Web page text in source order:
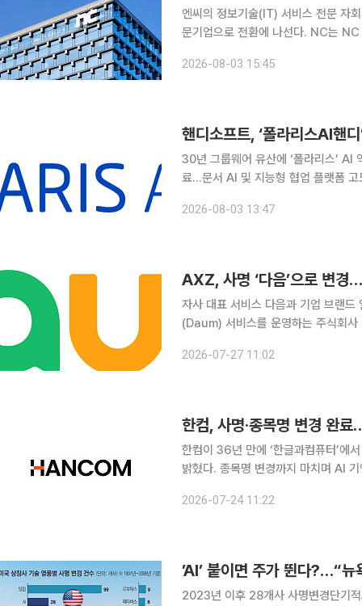
엔씨의 정보기술(IT) 서비스 전문 자회사 NC IDS가 사명을 'NC AX'로 변경하고 AI 전환(AX) 전
문기업으로 전환에 나선다. NC는 NC IDS가 'NC AX'로 사명을 변경했다고 3일 밝혔다. 2024년
기 위한 조치다. NC AX는 AI
2026-08-03 15:45
핸디소프트, ‘폴라리스AI핸
30년 그룹웨어 유산에 ‘폴라리스’
료…문서 AI 및 지능형 협업 플랫폼 고도화 국내 그룹웨어 시장을 개척해 온 핸디소프
다. 폴라리스AI핸디는 최근 임시주
2026-08-03 13:47
AXZ, 사명 ‘다음’으로 변경
자사 대표 서비스 다음과 기업 브랜드 일
(Daum) 서비스를 운영하는 주식회사
고도화한다. 27일 IT 업계에 따
2026-07-27 11:02
한컴, 사명·종목명 변경 완
한컴이 36년 만에 ‘한글과컴퓨터’에
밝혔다. 종목명 변경까지 마치며 AI 기업으로
‘아래아한글’로 대한민국 IT 역사를
2026-07-24 11:22
’AI’ 붙이면 주가 뛴다?…“
2023년 이후 28개사 사명변경단기